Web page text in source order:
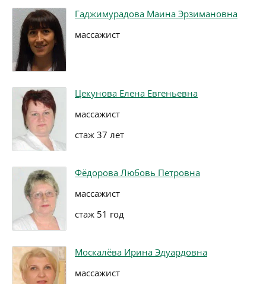
Гаджимурадова Маина Эрзимановна
массажист
Цекунова Елена Евгеньевна
массажист
стаж 37 лет
Фёдорова Любовь Петровна
массажист
стаж 51 год
Москалёва Ирина Эдуардовна
массажист